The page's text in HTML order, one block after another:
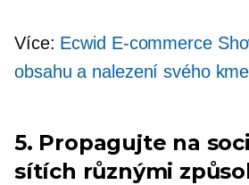
Více: Ecwid E-commerce
obsahu a nalezení svého
5. Propagujte na
sítích různými